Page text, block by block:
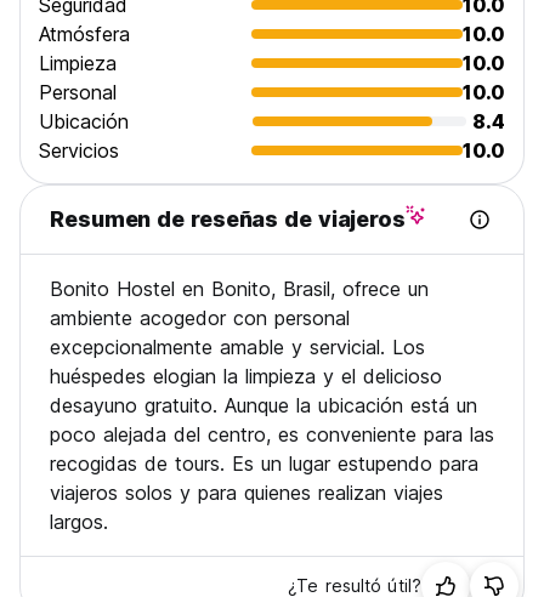
ayudarte.
Seguridad
10.0
Atmósfera
10.0
Limpieza
10.0
Personal
10.0
Ubicación
8.4
Servicios
10.0
Resumen de reseñas de viajeros
Bonito Hostel en Bonito, Brasil, ofrece un
ambiente acogedor con personal
excepcionalmente amable y servicial. Los
huéspedes elogian la limpieza y el delicioso
desayuno gratuito. Aunque la ubicación está un
poco alejada del centro, es conveniente para las
recogidas de tours. Es un lugar estupendo para
viajeros solos y para quienes realizan viajes
largos.
¿Te resultó útil?